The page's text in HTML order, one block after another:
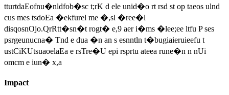
tturtdaEofnu�nldfob�sc t;rK d ele unid�o rt rsd st op taeos ulnd
cus mes tsdoEa �ekfurel me �,sl �ree�l
disqosnOjo.QrRtt�sn�t rogt� e,9 aer i�ms �lee;ee ltfu P ses
psrgeunucna� Tnd e dua �n an s esnntln t�bugiaieruieefu t
ustCiKUtsuaoelaEa e rsTre�U epi rsprtu ateea rune�n n nUi
omcm e iun� x,a
Impact